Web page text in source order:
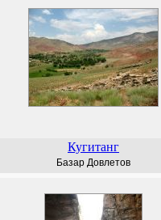
Кугитанг
Базар Довлетов